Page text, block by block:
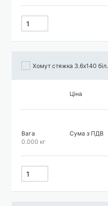
Хомут стяжка 3.6х140
Ціна
Вага
0.000 кг
Сума з ПДВ